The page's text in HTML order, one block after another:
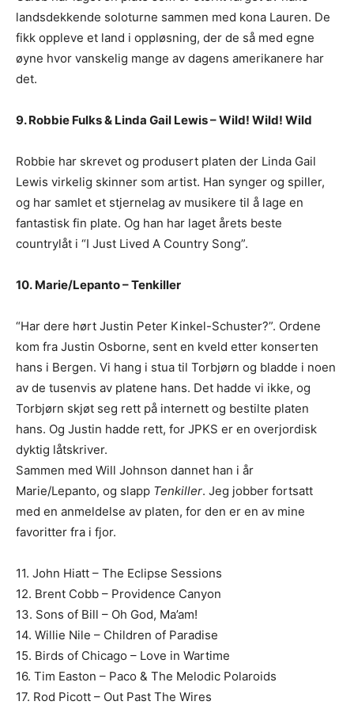
landsdekkende soloturne sammen med kona Lauren. De
fikk oppleve et land i oppløsning, der de så med egne
øyne hvor vanskelig mange av dagens amerikanere har
det.
9. Robbie Fulks & Linda Gail Lewis – Wild! Wild! Wild
Robbie har skrevet og produsert platen der Linda Gail
Lewis virkelig skinner som artist. Han synger og spiller,
og har samlet et stjernelag av musikere til å lage en
fantastisk fin plate. Og han har laget årets beste
countrylåt i “I Just Lived A Country Song”.
10. Marie/Lepanto – Tenkiller
“Har dere hørt Justin Peter Kinkel-Schuster?”. Ordene
kom fra Justin Osborne, sent en kveld etter konserten
hans i Bergen. Vi hang i stua til Torbjørn og bladde i noen
av de tusenvis av platene hans. Det hadde vi ikke, og
Torbjørn skjøt seg rett på internett og bestilte platen
hans. Og Justin hadde rett, for JPKS er en overjordisk
dyktig låtskriver.
Sammen med Will Johnson dannet han i år
Marie/Lepanto, og slapp Tenkiller. Jeg jobber fortsatt
med en anmeldelse av platen, for den er en av mine
favoritter fra i fjor.
11. John Hiatt – The Eclipse Sessions
12. Brent Cobb – Providence Canyon
13. Sons of Bill – Oh God, Ma’am!
14. Willie Nile – Children of Paradise
15. Birds of Chicago – Love in Wartime
16. Tim Easton – Paco & The Melodic Polaroids
17. Rod Picott – Out Past The Wires